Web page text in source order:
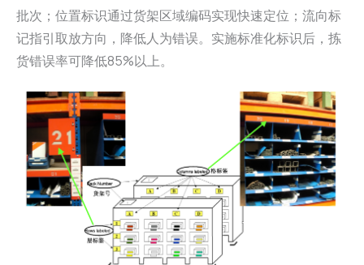
批次；位置标识通过货架区域编码实现快速定位；流向标
记指引取放方向，降低人为错误。实施标准化标识后，拣
货错误率可降低85%以上。